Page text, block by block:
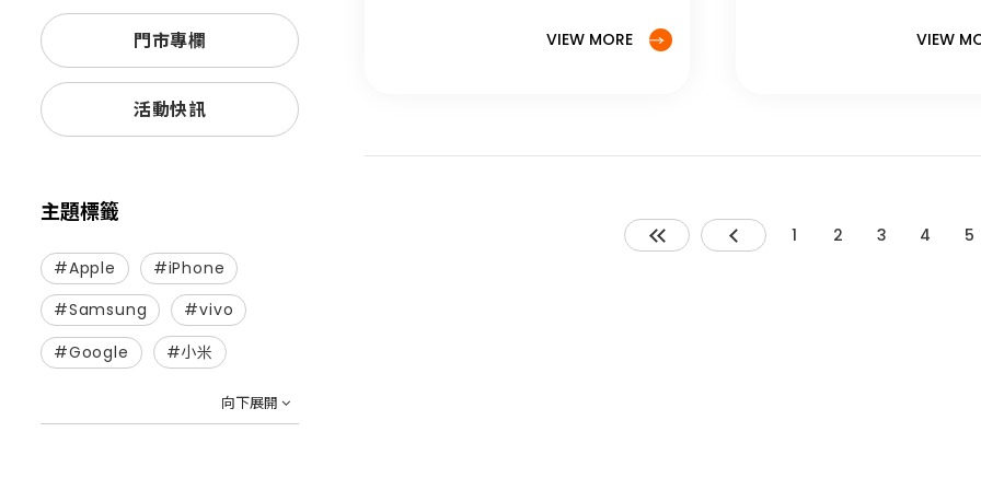
門市專欄
活動快訊
主題標籤
#Apple
#iPhone
#Samsung
#vivo
#Google
#小米
向下展開
#蘋果 #三星 #手機挑選 #iPhone15
VIEW MORE VIEW
1 2 3 4 5